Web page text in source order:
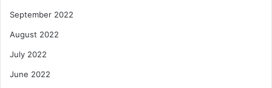
September 2022
August 2022
July 2022
June 2022